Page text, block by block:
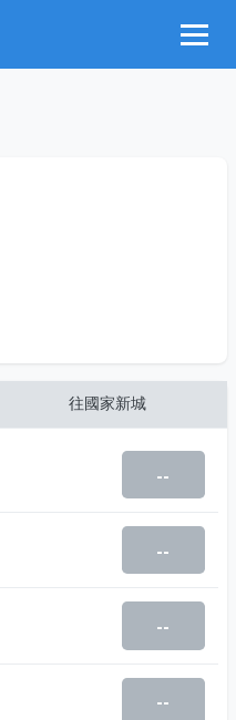
往國家新城
--
--
--
--